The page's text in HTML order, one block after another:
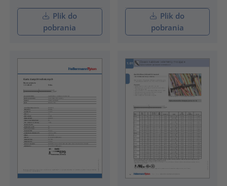
Plik do
pobrania
Plik do
pobrania